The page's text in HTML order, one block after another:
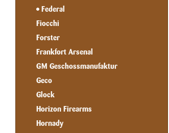
Federal
Fiocchi
Forster
Frankfort Arsenal
GM Geschossmanufaktur
Geco
Glock
Horizon Firearms
Hornady